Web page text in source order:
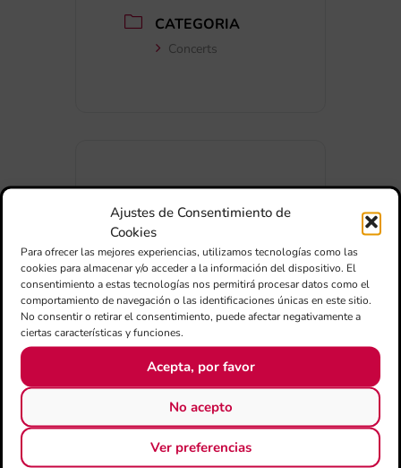
Ajustes de Consentimiento de
Cookies
Para ofrecer las mejores experiencias, utilizamos tecnologías como las
cookies para almacenar y/o acceder a la información del dispositivo. El
consentimiento a estas tecnologías nos permitirá procesar datos como el
comportamiento de navegación o las identificaciones únicas en este sitio.
No consentir o retirar el consentimiento, puede afectar negativamente a
ciertas características y funciones.
Acepta, por favor
No acepto
Ver preferencias
CATEGORIA
Concerts
+ Afegir a Google Calendar
Exportar + iCal / Outlook
COMPARTIR
ESDEVENIMENT